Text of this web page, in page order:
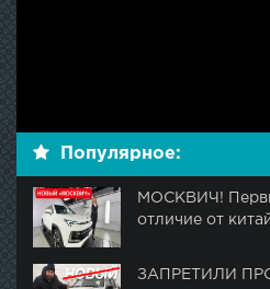
Популярное:
МОСКВИЧ!
отличие от
ЗАПРЕТИЛИ